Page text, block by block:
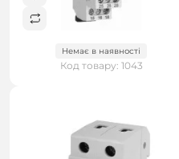
Немає в наявності
Код товару: 1043